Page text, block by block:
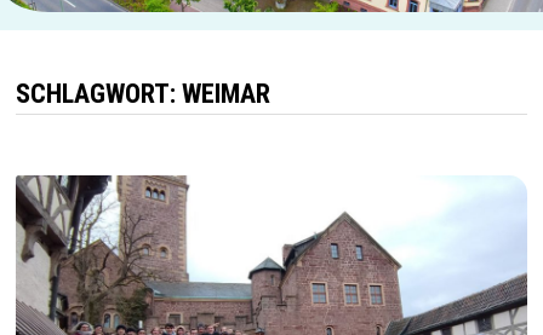
SCHLAGWORT:WEIMAR